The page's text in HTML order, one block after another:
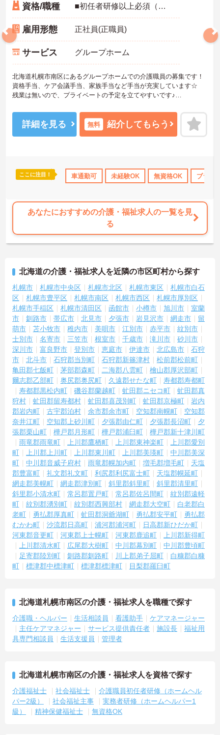
資格/職種 ■初任者研修以上必須（無資格応相談） ■普通自動車運転免許（AT限定可）あれば尚可 ■介護経験必須
雇用形態 正社員(正職員)
サービス グループホーム
北海道札幌市南区にあるグループホームでの介護職員の募集です！
資格手当、ケア会議手当、家族手当など手当が充実しています☆
残業は無いので、プライベートの予定を立てやすいです♪
お問い合わせください！
詳細を見る 無料 紹介してもらう
ここに注目！ 車通勤可 未経験OK 無資格OK ブラン
あなたにおすすめの介護・福祉求人の一覧を見
る
北海道の介護・福祉求人を近隣の市区町村から探す
札幌市 札幌市中央区 札幌市北区 札幌市東区
札幌市白石
区
札幌市豊平区 札幌市南区 札幌市西区
札幌市厚別区
札幌市手稲区
札幌市清田区 函館市 小樽市 旭川市
室蘭
市
釧路市 帯広市 北見市 夕張市 岩見沢市 網走市
留
萌市
苫小牧市 稚内市 美唄市 江別市 赤平市
紋別市
士別市
名寄市 三笠市 根室市 千歳市 滝川市
砂川市
深川市
富良野市 登別市 恵庭市 伊達市 北広島市
石狩
市
北斗市 石狩郡当別町 石狩郡新篠津村
松前郡松前町
亀田郡七飯町
茅部郡森町 二海郡八雲町
檜山郡厚沢部町
爾志郡乙部町
奥尻郡奥尻町 久遠郡せたな町
寿都郡寿都町
寿都郡黒松内町
磯谷郡蘭越町 虻田郡ニセコ町
虻田郡真
狩村
虻田郡留寿都村 虻田郡喜茂別町 虻田郡京極町
岩内
郡岩内町
古宇郡泊村 余市郡余市町 空知郡南幌町
空知郡
奈井江町
空知郡上砂川町 夕張郡由仁町 夕張郡長沼町
夕
張郡栗山町
樺戸郡月形町 樺戸郡浦臼町
樺戸郡新十津川町
雨竜郡雨竜町
上川郡鷹栖町 上川郡東神楽町
上川郡愛別
町
上川郡上川町 上川郡東川町 上川郡美瑛町
中川郡美深
町
中川郡音威子府村 雨竜郡幌加内町 増毛郡増毛町
天塩
郡豊富町
礼文郡礼文町 利尻郡利尻富士町
天塩郡幌延町
網走郡美幌町
網走郡津別町 斜里郡斜里町
斜里郡清里町
斜里郡小清水町
常呂郡置戸町 常呂郡佐呂間町
紋別郡遠軽
町
紋別郡湧別町 紋別郡西興部村 網走郡大空町
白老郡白
老町
勇払郡厚真町 虻田郡洞爺湖町 勇払郡安平町
勇払郡
むかわ町
沙流郡日高町 浦河郡浦河町
日高郡新ひだか町
河東郡音更町
河東郡上士幌町 河東郡鹿追町
上川郡新得町
上川郡清水町
広尾郡大樹町 中川郡幕別町
中川郡豊頃町
足寄郡陸別町
釧路郡釧路町 川上郡弟子屈町
白糠郡白糠
町
標津郡中標津町 標津郡標津町 目梨郡羅臼町
北海道札幌市南区の介護・福祉求人を職種で探す
介護職・ヘルパー 生活相談員 看護助手
ケアマネージャー
主任ケアマネジャー
サービス提供責任者 施設長
福祉用
具専門相談員
生活支援員 管理者
北海道札幌市南区の介護・福祉求人を資格で探す
介護福祉士 社会福祉士
介護職員初任者研修（ホームヘル
パー2級）
社会福祉主事
実務者研修（ホームヘルパー1
級）
精神保健福祉士 無資格OK